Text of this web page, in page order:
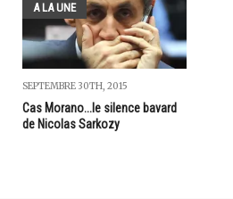
A LA UNE
SEPTEMBRE 30TH, 2015
Cas Morano...le silence bavard
de Nicolas Sarkozy